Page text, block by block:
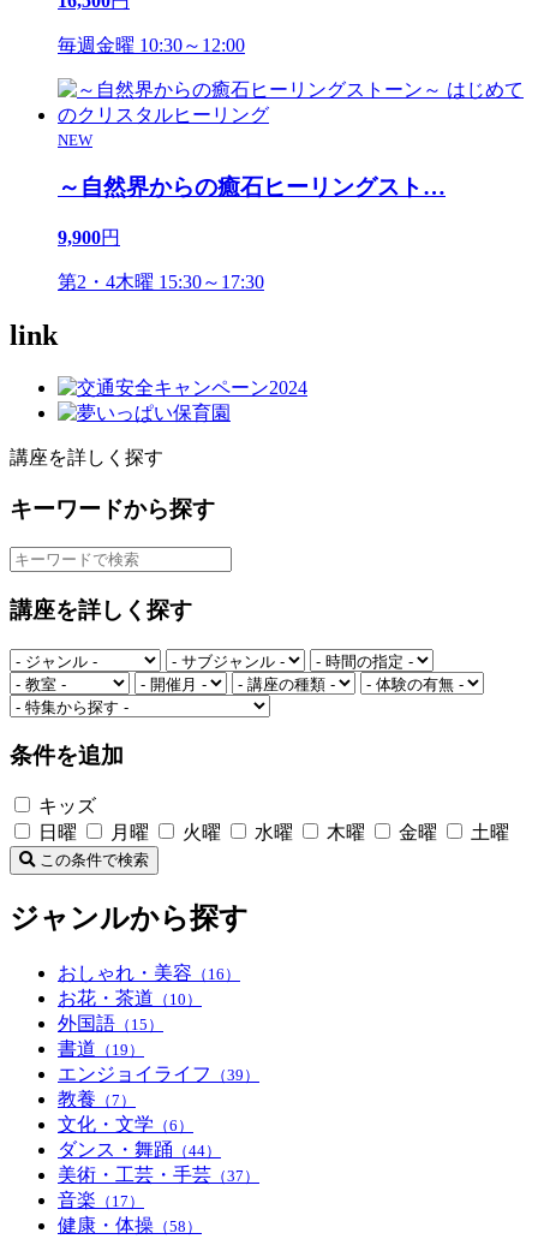
毎週金曜 10:30～12:00
NEW
～自然界からの癒石ヒーリングスト…
9,900円
第2・4木曜 15:30～17:30
link
講座を詳しく探す
キーワードから探す
講座を詳しく探す
条件を追加
キッズ
日曜
月曜 火曜 水曜 木曜 金曜 土曜
この条件で検索
ジャンルから探す
おしゃれ・美容 （16）
お花・茶道 （10）
外国語 （15）
書道 （19）
エンジョイライフ （39）
教養 （7）
文化・文学 （6）
ダンス・舞踊 （44）
美術・工芸・手芸 （37）
音楽 （17）
健康・体操 （58）